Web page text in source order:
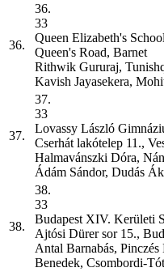
36.
36.
33
Queen Elizabeth's
Queen's Road, Barnet
Rithwik Gururaj,
Kavish Jayasekera,
37.
37.
33
Lovassy László
Cserhát lakótelep 11.,
Halmavánszki Dóra,
Ádám Sándor, Dudás
38.
38.
33
Budapest XIV. Kerületi
Ajtósi Dürer sor 15.,
Antal Barnabás,
Benedek, Csombordi-